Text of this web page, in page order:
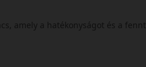
amely a hatékonyságot és a